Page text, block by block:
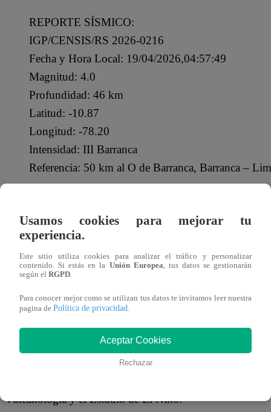
REPORTE SÍSMICO:
IGP/CENSIS/RS 2026-0216
Fecha y Hora Local: 19/04/2026,04:57:49
Magnitud: 4.0
Profundidad: 46 km
Latitud: -10.87
Longitud: -78.20
Intensidad: III Barranca
Referencia: 50 km al O de Barranca, Barranca –
Puedes hallar más información sobre los temblores
¿QUÉ ES EL IGP?
El Instituto Geofísico del Perú (IGP)es un Organismo
Ambiente que fue creado con la finalidad de que
de estudiar todos los fenómenos relacionados con la
la Tierra.
Vulcanología y el Estudio de El Niño.
Usamos cookies para mejorar tu
experiencia.
Este sitio utiliza cookies para analizar el tráfico y personalizar
contenido. Si estás en la Unión Europea, tus datos se gestionarán
según el RGPD.
Para conocer mejor como se utilizan tus datos te invitamos leer nuestra
pagina de Política de privacidad.
Aceptar Cookies
Rechazar